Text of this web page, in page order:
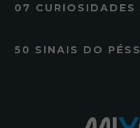
07 CURIOSIDADES
50 SINAIS DO